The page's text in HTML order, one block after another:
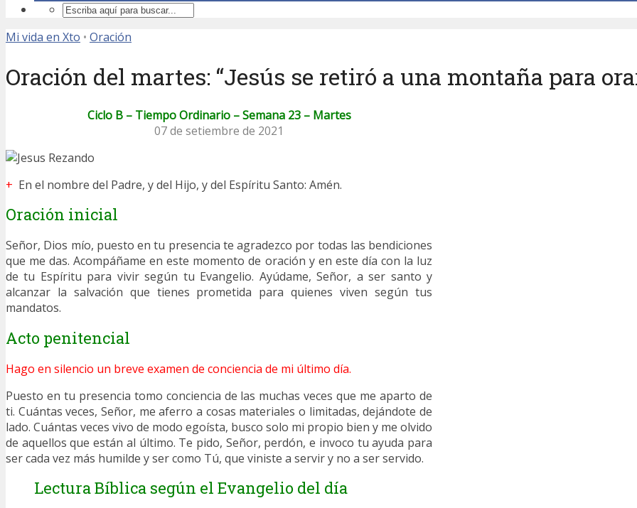
Mi vida en Xto • Oración
Oración del martes: “Jesús se retiró a una montaña para
Ciclo B – Tiempo Ordinario – Semana 23 – Martes
07 de setiembre de 2021
+ En el nombre del Padre, y del Hijo, y del Espíritu Santo: Amén.
Oración inicial
Señor, Dios mío, puesto en tu presencia te agradezco por todas las bendiciones
que me das. Acompáñame en este momento de oración y en este día con la luz
de tu Espíritu para vivir según tu Evangelio. Ayúdame, Señor, a ser santo y
alcanzar la salvación que tienes prometida para quienes viven según tus
mandatos.
Acto penitencial
Hago en silencio un breve examen de conciencia de mi último día.
Puesto en tu presencia tomo conciencia de las muchas veces que me aparto de
ti. Cuántas veces, Señor, me aferro a cosas materiales o limitadas, dejándote de
lado. Cuántas veces vivo de modo egoísta, busco solo mi propio bien y me olvido
de aquellos que están al último. Te pido, Señor, perdón, e invoco tu ayuda para
ser cada vez más humilde y ser como Tú, que viniste a servir y no a ser servido.
Lectura Bíblica según el Evangelio del día